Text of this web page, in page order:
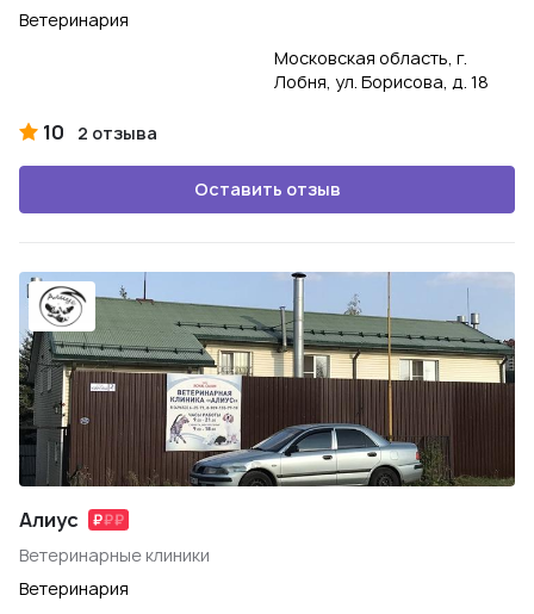
Ветеринария
Московская область, г.
Лобня, ул. Борисова, д. 18
10 2 отзыва
Оставить отзыв
Алиус
Ветеринарные клиники
Ветеринария